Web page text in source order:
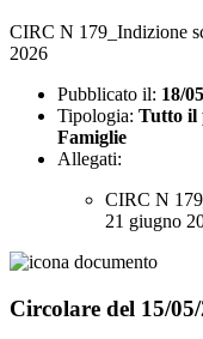
CIRC N 179_Indizione
2026
Pubblicato il: 18/
Tipologia: Tutto il
Famiglie
Allegati:
CIRC N
21 giugno
Circolare del 15/